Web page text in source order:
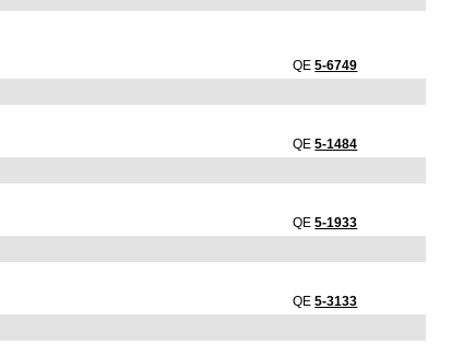
QE5-6749
QE5-1484
QE5-1933
QE5-3133